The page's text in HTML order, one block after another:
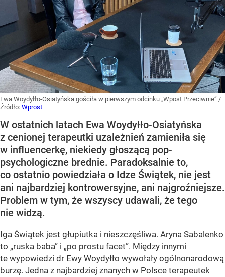
Ewa Woydyłło-Osiatyńska gościła w pierwszym odcinku „Wpost Przeciwnie” /
Źródło: Wprost
W ostatnich latach Ewa Woydyłło-Osiatyńska
z cenionej terapeutki uzależnień zamieniła się
w influencerkę, niekiedy głoszącą pop-
psychologiczne brednie. Paradoksalnie to,
co ostatnio powiedziała o Idze Świątek, nie jest
ani najbardziej kontrowersyjne, ani najgroźniejsze.
Problem w tym, że wszyscy udawali, że tego
nie widzą.
Iga Świątek jest głupiutka i nieszczęśliwa. Aryna Sabalenko
to „ruska baba” i „po prostu facet”. Między innymi
te wypowiedzi dr Ewy Woydyłło wywołały ogólnonarodową
burzę. Jedna z najbardziej znanych w Polsce terapeutek